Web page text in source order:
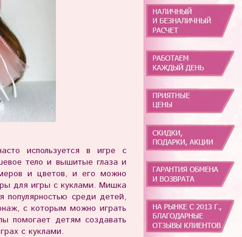
используется в игре с
тело и вышитые глаза и
и цветов, и его можно
для игры с куклами. Мишка
популярностью среди детей,
с которым можно играть
помогает детям создавать
с куклами.